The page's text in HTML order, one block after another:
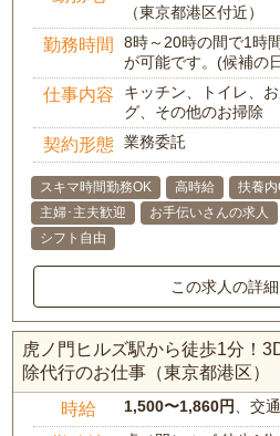
（東京都港区付近）
勤務時間
8時～20時の間で1時
が可能です。(候補の
仕事内容
キッチン、トイレ、
グ、その他のお掃除
契約形態 業務委託
スキマ時間勤務OK 高時給 扶養
主婦･主夫歓迎
お手伝いさんの求人
シフト自由
この求人の詳
虎ノ門ヒルズ駅から徒歩1分！
除代行のお仕事（東京都港区）
時給 1,500〜1,860円、交